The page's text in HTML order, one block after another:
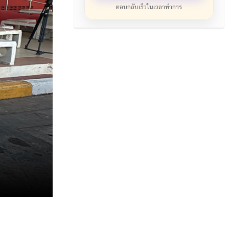
ตอบกลับเร็วในเวลาทำการ